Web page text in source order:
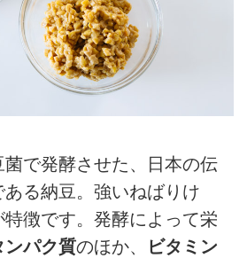
で発酵させた、日本の伝
る納豆。強いねばりけ
特徴です。発酵によって栄
ンパク質のほか、
ビタミン